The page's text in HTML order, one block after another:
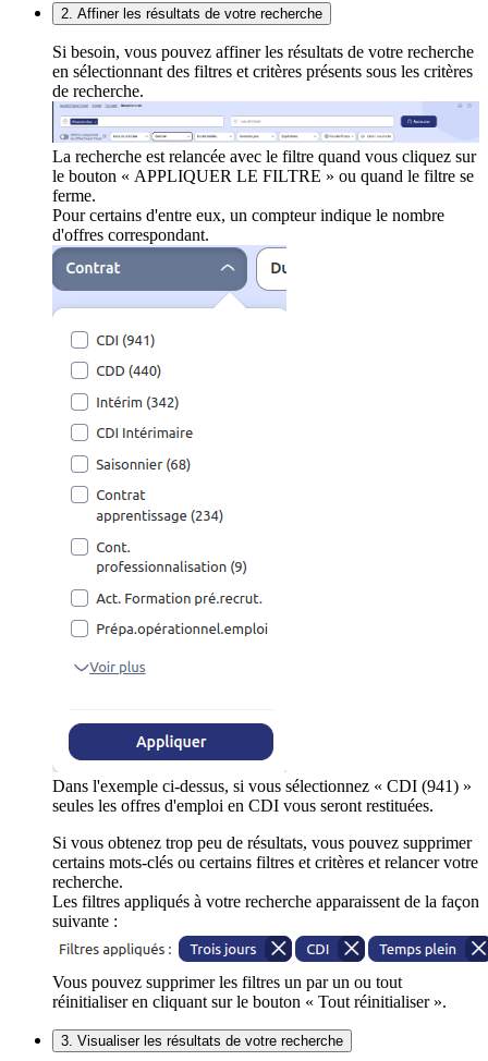
2. Affiner les résultats de votre recherche
Si besoin, vous pouvez affiner les résultats de votre recherche
en sélectionnant des filtres et critères présents sous les critères
de recherche.
La recherche est relancée avec le filtre quand vous cliquez sur
le bouton « APPLIQUER LE FILTRE » ou quand le filtre se
ferme.
Pour certains d'entre eux, un compteur indique le nombre
d'offres correspondant.
Dans l'exemple ci-dessus, si vous sélectionnez « CDI (941) »
seules les offres d'emploi en CDI vous seront restituées.
Si vous obtenez trop peu de résultats, vous pouvez supprimer
certains mots-clés ou certains filtres et critères et relancer votre
recherche.
Les filtres appliqués à votre recherche apparaissent de la façon
suivante :
Vous pouvez supprimer les filtres un par un ou tout
réinitialiser en cliquant sur le bouton « Tout réinitialiser ».
3. Visualiser les résultats de votre recherche